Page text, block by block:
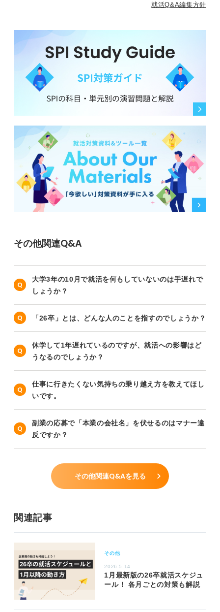
就活Q&A編集方針
その他関連Q&A
大学3年の10月で就活を何もしていないのは手遅れで
しょうか？
「26卒」とは、どんな人のことを指すのでしょうか？
休学して1年遅れているのですが、就活への影響はど
うなるのでしょうか？
仕事に行きたくない気持ちの乗り越え方を教えてほし
いです。
副業の応募で「本業の会社名」を伏せるのはマナー違
反ですか？
その他関連Q&Aを見る
関連記事
その他
2026.5.14
1月最新版の26卒就活スケジュ
ール！ 各月ごとの対策も解説